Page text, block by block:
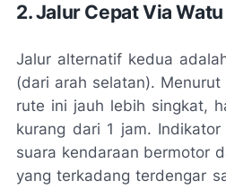
2. Jalur Cepat Via
Jalur alternatif kedua
(dari arah selatan).
rute ini jauh lebih singkat,
kurang dari 1 jam.
suara kendaraan bermotor
yang terkadang terdengar